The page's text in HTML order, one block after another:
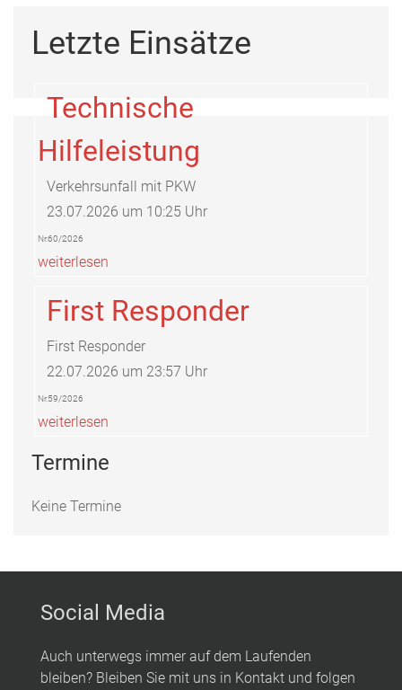
Letzte Einsätze
Technische
Hilfeleistung
Verkehrsunfall mit PKW
23.07.2026 um 10:25 Uhr
Nr.60/2026
weiterlesen
First Responder
First Responder
22.07.2026 um 23:57 Uhr
Nr.59/2026
weiterlesen
Termine
Keine Termine
Social Media
Auch unterwegs immer auf dem Laufenden
bleiben? Bleiben Sie mit uns in Kontakt und folgen